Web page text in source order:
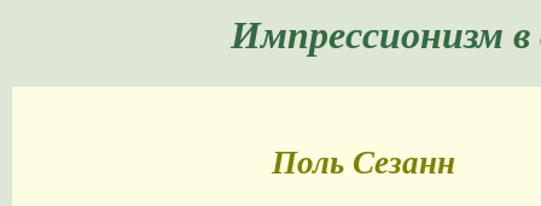
Импрессионизм
Поль Сезанн